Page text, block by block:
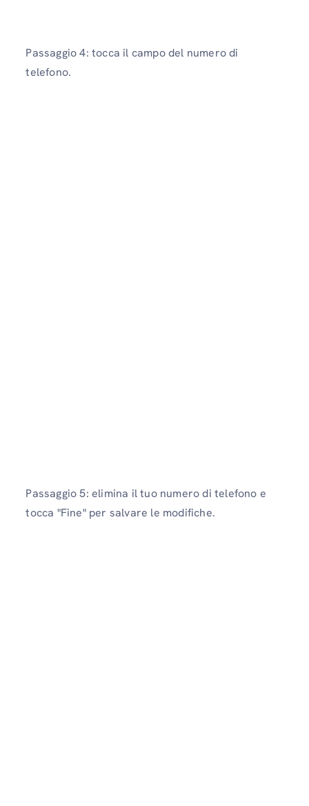
Passaggio 4: tocca il campo del numero di
telefono.
Passaggio 5: elimina il tuo numero di telefono e
tocca "Fine" per salvare le modifiche.